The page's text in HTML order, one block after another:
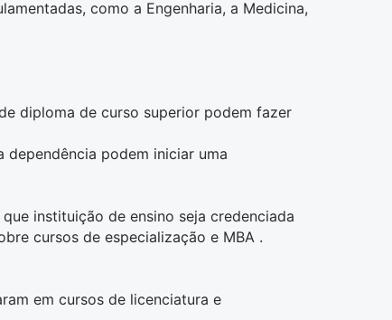
como a Engenharia, a Medicina,
diploma de curso superior podem fazer
dependência podem iniciar uma
instituição de ensino seja credenciada
cursos de especialização e MBA .
em cursos de licenciatura e